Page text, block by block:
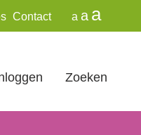
Contact a a a
Zoeken